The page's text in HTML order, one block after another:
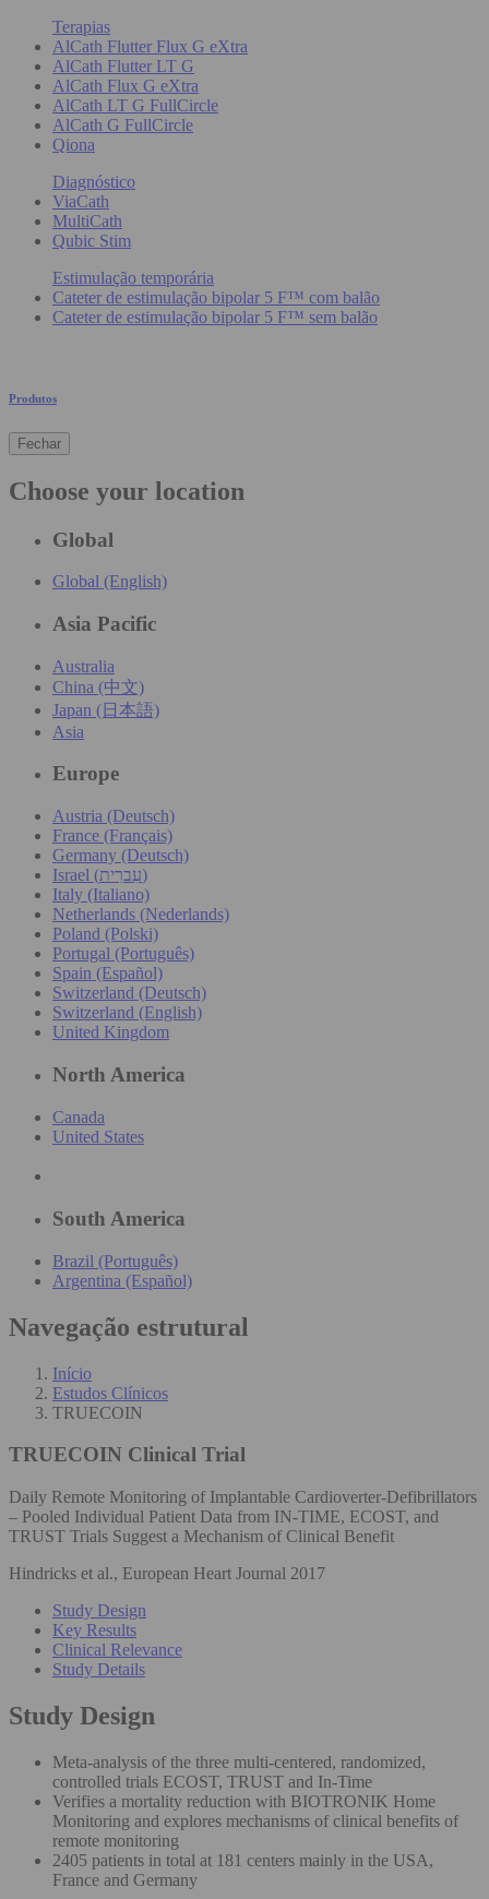
Terapias
AlCath Flutter Flux G eXtra
AlCath Flutter LT G
AlCath Flux G eXtra
AlCath LT G FullCircle
AlCath G FullCircle
Qiona
Diagnóstico
ViaCath
MultiCath
Qubic Stim
Estimulação temporária
Cateter de estimulação bipolar 5 F™ com balão
Cateter de estimulação bipolar 5 F™ sem balão
Produtos
Fechar
Choose your location
Global
Global (English)
Asia Pacific
Australia
China (中文)
Japan (日本語)
Asia
Europe
Austria (Deutsch)
France (Français)
Germany (Deutsch)
Israel (עִברִית)
Italy (Italiano)
Netherlands (Nederlands)
Poland (Polski)
Portugal (Português)
Spain (Español)
Switzerland (Deutsch)
Switzerland (English)
United Kingdom
North America
Canada
United States
South America
Brazil (Português)
Argentina (Español)
Navegação estrutural
Início
Estudos Clínicos
TRUECOIN
TRUECOIN Clinical Trial
Daily Remote Monitoring of Implantable Cardioverter-Defibrillators
– Pooled Individual Patient Data from IN-TIME, ECOST, and
TRUST Trials Suggest a Mechanism of Clinical Benefit
Hindricks et al., European Heart Journal 2017
Study Design
Key Results
Clinical Relevance
Study Details
Study Design
Meta-analysis of the three multi-centered, randomized,
controlled trials ECOST, TRUST and In-Time
Verifies a mortality reduction with BIOTRONIK Home
Monitoring and explores mechanisms of clinical benefits of
remote monitoring
2405 patients in total at 181 centers mainly in the USA,
France and Germany